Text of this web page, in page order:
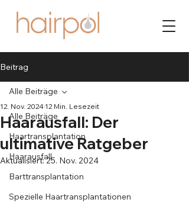
Beitrag
Alle Beiträge
Haartransplantation
Haarausfall
Barttransplantation
Spezielle Haartransplantationen
Alle Beiträge
Haarausfall: Der
ultimative Ratgeber
12. Nov. 2024 12 Min. Lesezeit
Aktualisiert:25. Nov. 2024